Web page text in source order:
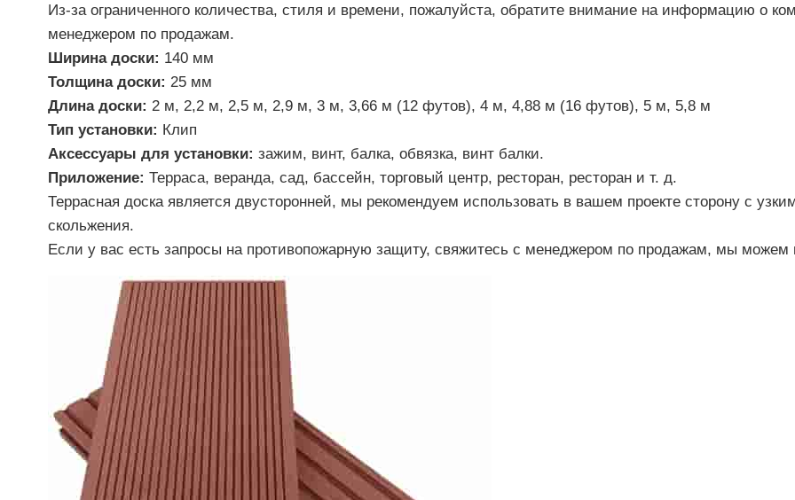
Из-за ограниченного количества, стиля и времени, пожалуйста, обратите внимание на информацию о
менеджером по продажам.
Ширина доски: 140 мм
Толщина доски: 25 мм
Длина доски: 2 м, 2,2 м, 2,5 м, 2,9 м, 3 м, 3,66 м (12 футов), 4 м, 4,88 м (16 футов), 5 м, 5,8 м
Тип установки: Клип
Аксессуары для установки: зажим, винт, балка, обвязка, винт балки.
Приложение: Терраса, веранда, сад, бассейн, торговый центр, ресторан, ресторан и т. д.
Террасная доска является двусторонней, мы рекомендуем использовать в вашем проекте сторону с
скольжения.
Если у вас есть запросы на противопожарную защиту, свяжитесь с менеджером по продажам, мы можем